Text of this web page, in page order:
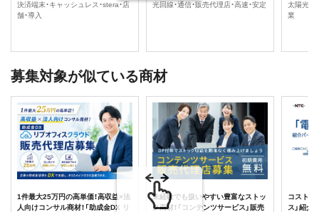
決済端末・キャッシュレス・stera・店
舗・導入
光回線・通信・販売代理店・高速・安定
太陽光・
業
募集対象が似ている商材
1件最大25万円の高単価！高収益×法
人向けコンサル商材！「助成金DX リ
未経験でも扱いやすい豊富なストッ
ク商材！「コンテンツサービス」販売
コスト削
ス」紹介